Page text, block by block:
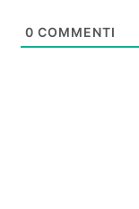
0 COMMENTI